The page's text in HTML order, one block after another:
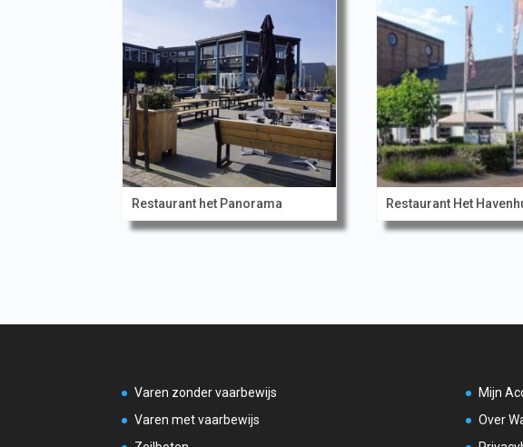
Restaurant het Panorama Restaurant Het
Varen zonder vaarbewijs
Varen met vaarbewijs
Mijn
Over